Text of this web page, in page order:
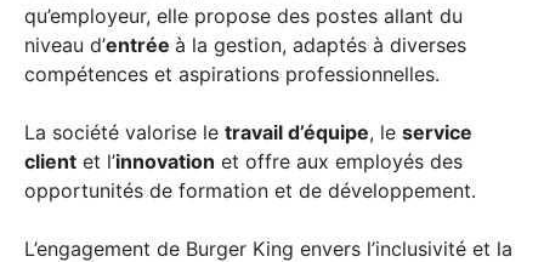
qu’employeur, elle propose des postes allant du
niveau d’entrée à la gestion, adaptés à diverses
compétences et aspirations professionnelles.
La société valorise le travail d’équipe, le service
client et l’innovation et offre aux employés des
opportunités de formation et de développement.
L’engagement de Burger King envers l’inclusivité et la